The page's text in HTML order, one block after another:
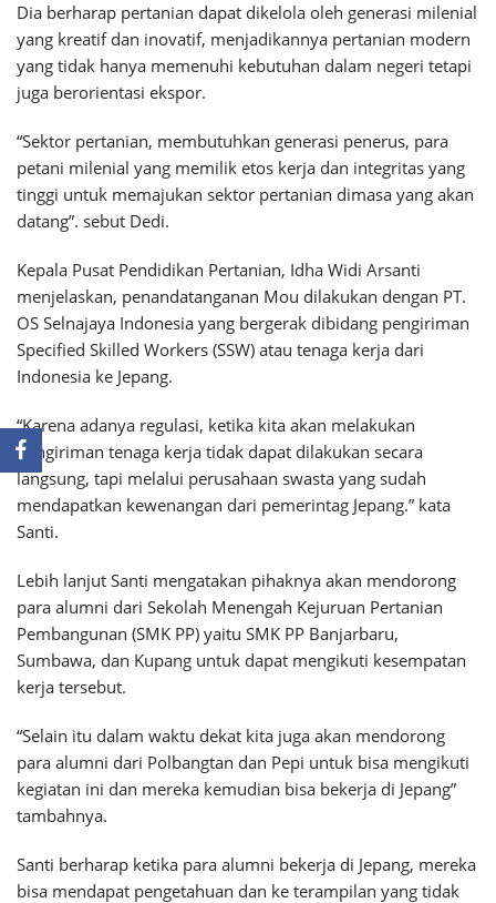
Dia berharap pertanian dapat dikelola oleh generasi milenial
yang kreatif dan inovatif, menjadikannya pertanian modern
yang tidak hanya memenuhi kebutuhan dalam negeri tetapi
juga berorientasi ekspor.
“Sektor pertanian, membutuhkan generasi penerus, para
petani milenial yang memilik etos kerja dan integritas yang
tinggi untuk memajukan sektor pertanian dimasa yang akan
datang”. sebut Dedi.
Kepala Pusat Pendidikan Pertanian, Idha Widi Arsanti
menjelaskan, penandatanganan Mou dilakukan dengan PT.
OS Selnajaya Indonesia yang bergerak dibidang pengiriman
Specified Skilled Workers (SSW) atau tenaga kerja dari
Indonesia ke Jepang.
“Karena adanya regulasi, ketika kita akan melakukan
pengiriman tenaga kerja tidak dapat dilakukan secara
langsung, tapi melalui perusahaan swasta yang sudah
mendapatkan kewenangan dari pemerintag Jepang.” kata
Santi.
Lebih lanjut Santi mengatakan pihaknya akan mendorong
para alumni dari Sekolah Menengah Kejuruan Pertanian
Pembangunan (SMK PP) yaitu SMK PP Banjarbaru,
Sumbawa, dan Kupang untuk dapat mengikuti kesempatan
kerja tersebut.
“Selain itu dalam waktu dekat kita juga akan mendorong
para alumni dari Polbangtan dan Pepi untuk bisa mengikuti
kegiatan ini dan mereka kemudian bisa bekerja di Jepang”
tambahnya.
Santi berharap ketika para alumni bekerja di Jepang, mereka
bisa mendapat pengetahuan dan ke terampilan yang tidak